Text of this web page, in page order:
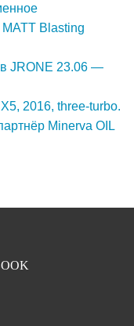
Blasting
JRONE 23.06 —
2016, three-turbo.
Minerva OIL